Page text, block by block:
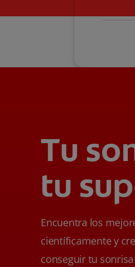
Tu
tu
Encuentra los
científicamente y
conseguir tu